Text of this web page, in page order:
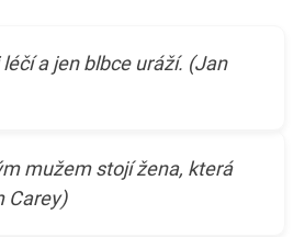
a jen blbce uráží. (Jan
mužem stojí žena, která
Carey)